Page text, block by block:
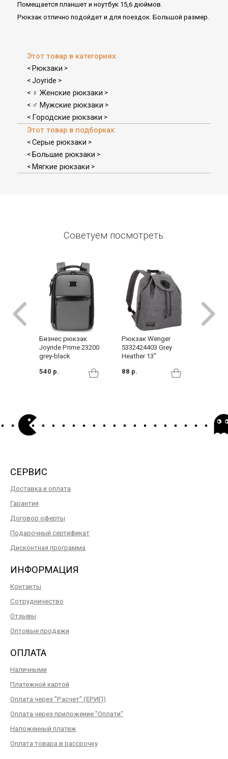
Помещается планшет и ноутбук 15,6 дюймов.
Рюкзак отлично подойдет и для поездок. Большой размер.
Этот товар в категориях:
< Рюкзаки >
< Joyride >
< ♀ Женские рюкзаки >
< ♂ Мужские рюкзаки >
< Городские рюкзаки >
Этот товар в подборках:
< Серые рюкзаки >
< Большие рюкзаки >
< Мягкие рюкзаки >
Советуем посмотреть:
Бизнес рюкзак
Joyride Prime 23200
grey-black
540 р.
Рюкзак Wenger
5332424403 Grey
Heather 13"
88 р.
СЕРВИС
Доставка и оплата
Гарантия
Договор оферты
Подарочный сертификат
Дисконтная программа
ИНФОРМАЦИЯ
Контакты
Сотрудничество
Отзывы
Оптовые продажи
ОПЛАТА
Наличными
Платежной картой
Оплата через "Расчет" (ЕРИП)
Оплата через приложение "Оплати"
Наложенный платеж
Оплата товара в рассрочку